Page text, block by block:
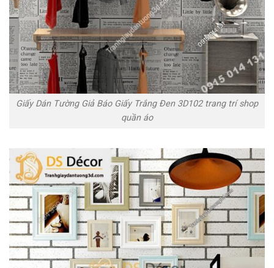
Giấy Dán Tường Giả Báo Giấy Trắng Đen 3D102 trang trí shop
quần áo